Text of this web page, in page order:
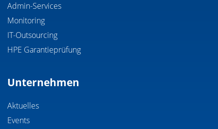
Admin-Services
Monitoring
IT-Outsourcing
HPE Garantieprüfung
Unternehmen
Aktuelles
Events